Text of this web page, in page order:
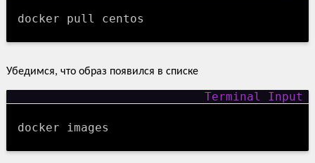
docker pull centos
Убедимся, что образ появился в списке
docker images